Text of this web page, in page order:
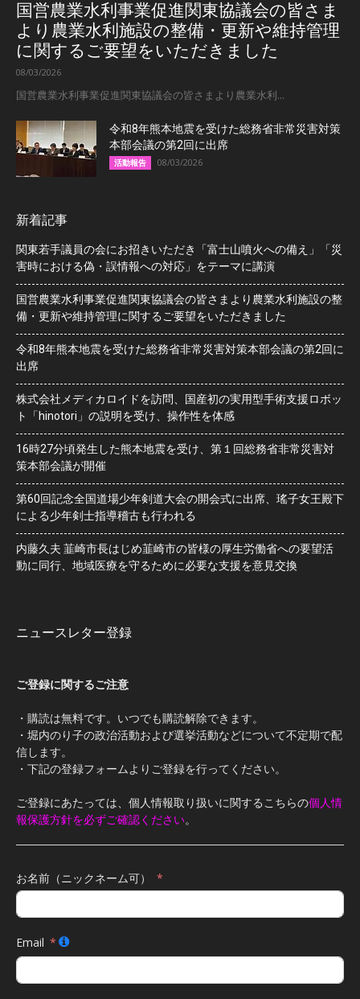
国営農業水利事業促進関東協議会の皆さま
より農業水利施設の整備・更新や維持管理
に関するご要望をいただきました
08/03/2026
国営農業水利事業促進関東協議会の皆さまより農業水利...
令和8年熊本地震を受けた総務省非常災害対策
本部会議の第2回に出席
活動報告 08/03/2026
新着記事
関東若手議員の会にお招きいただき「富士山噴火への備え」「災
害時における偽・誤情報への対応」をテーマに講演
国営農業水利事業促進関東協議会の皆さまより農業水利施設の整
備・更新や維持管理に関するご要望をいただきました
令和8年熊本地震を受けた総務省非常災害対策本部会議の第2回に
出席
株式会社メディカロイドを訪問、国産初の実用型手術支援ロボッ
ト「hinotori」の説明を受け、操作性を体感
16時27分頃発生した熊本地震を受け、第１回総務省非常災害対
策本部会議が開催
第60回記念全国道場少年剣道大会の開会式に出席、瑤子女王殿下
による少年剣士指導稽古も行われる
内藤久夫 韮崎市長はじめ韮崎市の皆様の厚生労働省への要望活
動に同行、地域医療を守るために必要な支援を意見交換
ニュースレター登録
ご登録に関するご注意
・購読は無料です。いつでも購読解除できます。
・堀内のり子の政治活動および選挙活動などについて不定期で配
信します。
・下記の登録フォームよりご登録を行ってください。
ご登録にあたっては、個人情報取り扱いに関するこちらの個人情
報保護方針を必ずご確認ください。
お名前（ニックネーム可）
Email